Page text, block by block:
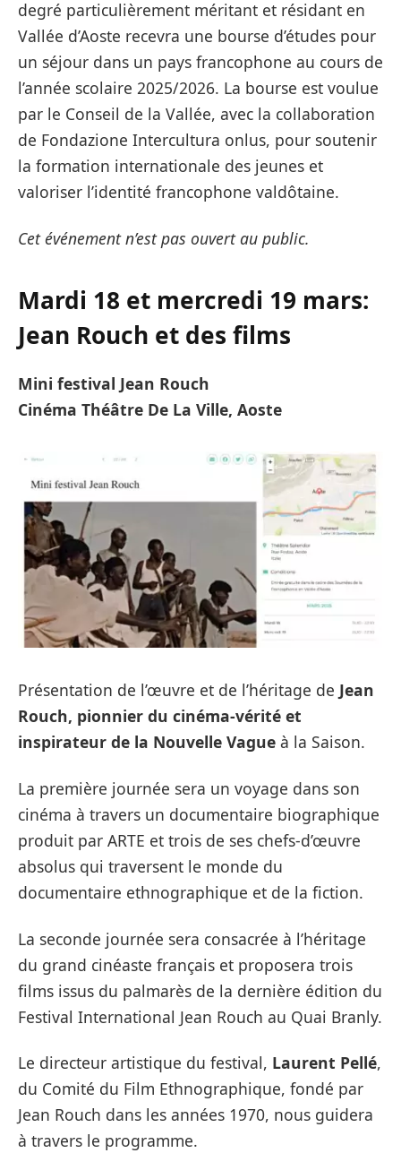
degré particulièrement méritant et résidant en
Vallée d’Aoste recevra une bourse d’études pour
un séjour dans un pays francophone au cours de
l’année scolaire 2025/2026. La bourse est voulue
par le Conseil de la Vallée, avec la collaboration
de Fondazione Intercultura onlus, pour soutenir
la formation internationale des jeunes et
valoriser l’identité francophone valdôtaine.
Cet événement n’est pas ouvert au public.
Mardi 18 et mercredi 19 mars:
Jean Rouch et des films
Mini festival Jean Rouch
Cinéma Théâtre De La Ville, Aoste
Présentation de l’œuvre et de l’héritage de Jean
Rouch, pionnier du cinéma-vérité et
inspirateur de la Nouvelle Vague à la Saison.
La première journée sera un voyage dans son
cinéma à travers un documentaire biographique
produit par ARTE et trois de ses chefs-d’œuvre
absolus qui traversent le monde du
documentaire ethnographique et de la fiction.
La seconde journée sera consacrée à l’héritage
du grand cinéaste français et proposera trois
films issus du palmarès de la dernière édition du
Festival International Jean Rouch au Quai Branly.
Le directeur artistique du festival, Laurent Pellé,
du Comité du Film Ethnographique, fondé par
Jean Rouch dans les années 1970, nous guidera
à travers le programme.